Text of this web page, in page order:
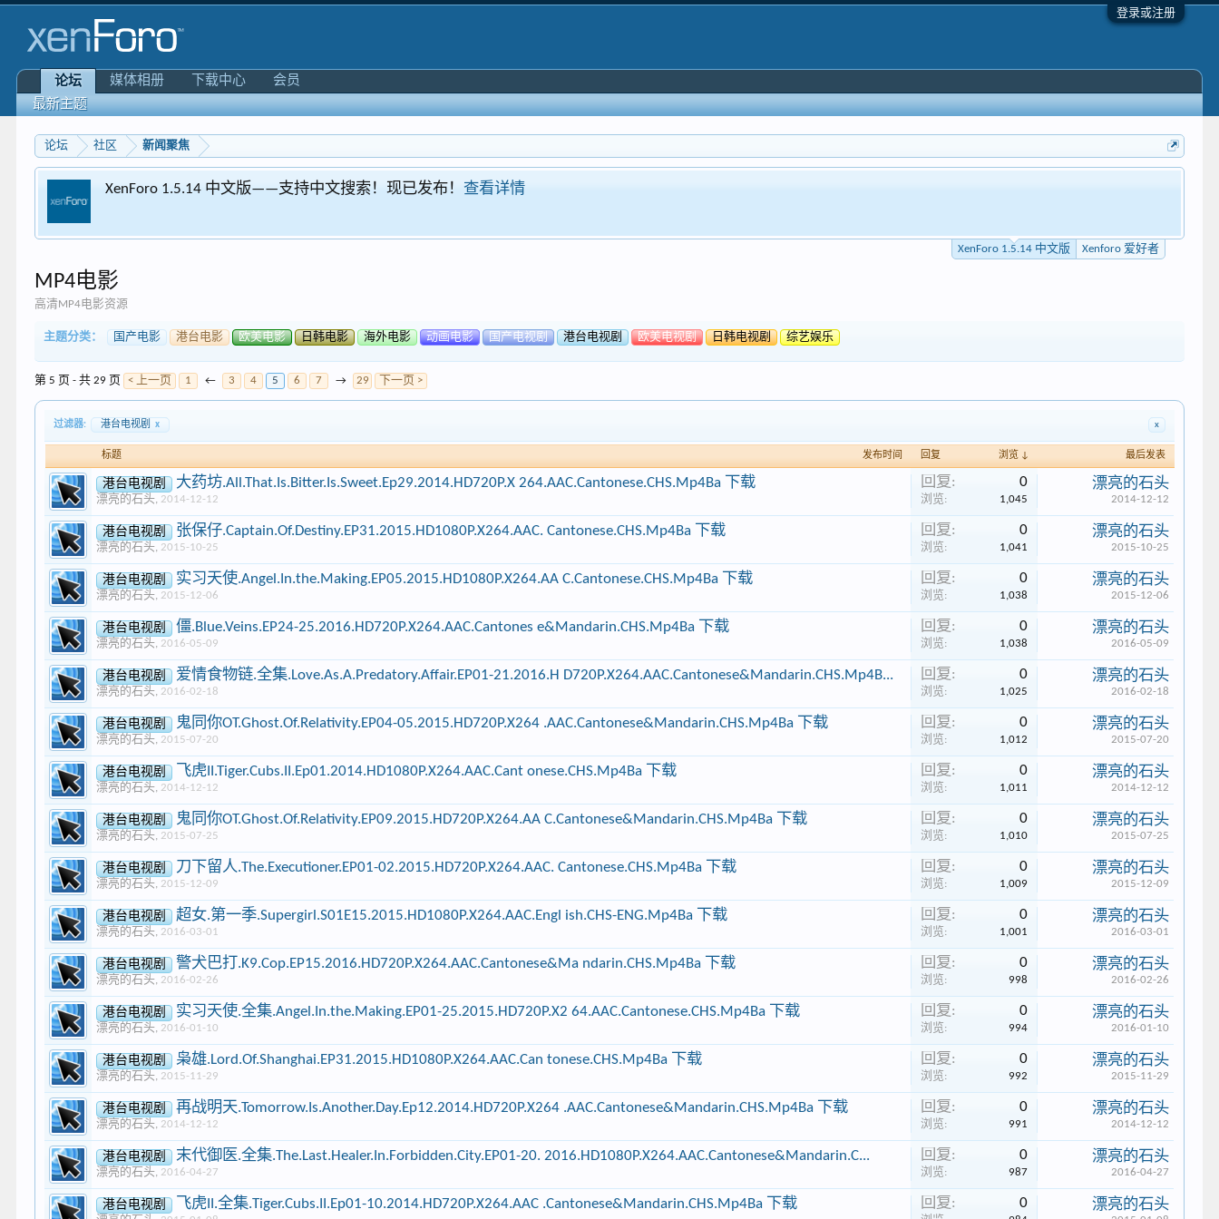
登录或注册
论坛 社区 新闻聚焦
XenForo 1.5.14 中文版——支持中文搜索！现已发布！查看详情
XenForo 1.5.14 中文版 Xenforo 爱好者
MP4电影
高清MP4电影资源
主题分类： 国产电影 港台电影 欧美电影 日韩电影 海外电影 动画电影 国产电视剧 港台电视剧 欧美电视剧 日韩电视剧 综艺娱乐
第 5 页 - 共 29 页 < 上一页 1 ← 3 4 5 6 7 → 29 下一页 >
过滤器: 港台电视剧 x x
标题 发布时间 回复 浏览 ↓ 最后发表
港台电视剧 大药坊.All.That.Is.Bitter.Is.Sweet.Ep29.2014.HD720P.X 264.AAC.Cantonese.CHS.Mp4Ba 下载
漂亮的石头, 2014-12-12
回复: 0
浏览: 1,045
漂亮的石头
2014-12-12
港台电视剧 张保仔.Captain.Of.Destiny.EP31.2015.HD1080P.X264.AAC. Cantonese.CHS.Mp4Ba 下载
漂亮的石头, 2015-10-25
回复: 0
浏览: 1,041
漂亮的石头
2015-10-25
港台电视剧 实习天使.Angel.In.the.Making.EP05.2015.HD1080P.X264.AA C.Cantonese.CHS.Mp4Ba 下载
漂亮的石头, 2015-12-06
回复: 0
浏览: 1,038
漂亮的石头
2015-12-06
港台电视剧 僵.Blue.Veins.EP24-25.2016.HD720P.X264.AAC.Cantones e&Mandarin.CHS.Mp4Ba 下载
漂亮的石头, 2016-05-09
回复: 0
浏览: 1,038
漂亮的石头
2016-05-09
港台电视剧 爱情食物链.全集.Love.As.A.Predatory.Affair.EP01-21.2016.H D720P.X264.AAC.Cantonese&Mandarin.CHS.Mp4B...
漂亮的石头, 2016-02-18
回复: 0
浏览: 1,025
漂亮的石头
2016-02-18
港台电视剧 鬼同你OT.Ghost.Of.Relativity.EP04-05.2015.HD720P.X264 .AAC.Cantonese&Mandarin.CHS.Mp4Ba 下载
漂亮的石头, 2015-07-20
回复: 0
浏览: 1,012
漂亮的石头
2015-07-20
港台电视剧 飞虎II.Tiger.Cubs.II.Ep01.2014.HD1080P.X264.AAC.Cant onese.CHS.Mp4Ba 下载
漂亮的石头, 2014-12-12
回复: 0
浏览: 1,011
漂亮的石头
2014-12-12
港台电视剧 鬼同你OT.Ghost.Of.Relativity.EP09.2015.HD720P.X264.AA C.Cantonese&Mandarin.CHS.Mp4Ba 下载
漂亮的石头, 2015-07-25
回复: 0
浏览: 1,010
漂亮的石头
2015-07-25
港台电视剧 刀下留人.The.Executioner.EP01-02.2015.HD720P.X264.AAC. Cantonese.CHS.Mp4Ba 下载
漂亮的石头, 2015-12-09
回复: 0
浏览: 1,009
漂亮的石头
2015-12-09
港台电视剧 超女.第一季.Supergirl.S01E15.2015.HD1080P.X264.AAC.Engl ish.CHS-ENG.Mp4Ba 下载
漂亮的石头, 2016-03-01
回复: 0
浏览: 1,001
漂亮的石头
2016-03-01
港台电视剧 警犬巴打.K9.Cop.EP15.2016.HD720P.X264.AAC.Cantonese&Ma ndarin.CHS.Mp4Ba 下载
漂亮的石头, 2016-02-26
回复: 0
浏览: 998
漂亮的石头
2016-02-26
港台电视剧 实习天使.全集.Angel.In.the.Making.EP01-25.2015.HD720P.X2 64.AAC.Cantonese.CHS.Mp4Ba 下载
漂亮的石头, 2016-01-10
回复: 0
浏览: 994
漂亮的石头
2016-01-10
港台电视剧 枭雄.Lord.Of.Shanghai.EP31.2015.HD1080P.X264.AAC.Can tonese.CHS.Mp4Ba 下载
漂亮的石头, 2015-11-29
回复: 0
浏览: 992
漂亮的石头
2015-11-29
港台电视剧 再战明天.Tomorrow.Is.Another.Day.Ep12.2014.HD720P.X264 .AAC.Cantonese&Mandarin.CHS.Mp4Ba 下载
漂亮的石头, 2014-12-12
回复: 0
浏览: 991
漂亮的石头
2014-12-12
港台电视剧 末代御医.全集.The.Last.Healer.In.Forbidden.City.EP01-20. 2016.HD1080P.X264.AAC.Cantonese&Mandarin.C...
漂亮的石头, 2016-04-27
回复: 0
浏览: 987
漂亮的石头
2016-04-27
港台电视剧 飞虎II.全集.Tiger.Cubs.II.Ep01-10.2014.HD720P.X264.AAC .Cantonese&Mandarin.CHS.Mp4Ba 下载 回复: 0 漂亮的石头
论坛
最新主题
媒体相册 下载中心 会员